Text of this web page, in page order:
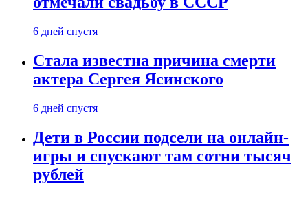
6 дней спустя
Стала известна причина смерти
актера Сергея Ясинского
6 дней спустя
Дети в России подсели на онлайн-
игры и спускают там сотни тысяч
рублей